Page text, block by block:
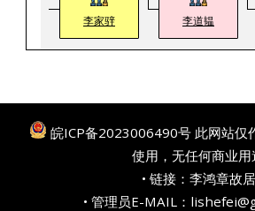
李家骍 李道韫
皖ICP备2023006490号 此网站仅
使用，无任何商业用
• 链接： 李鸿章故居
• 管理员E-MAIL：